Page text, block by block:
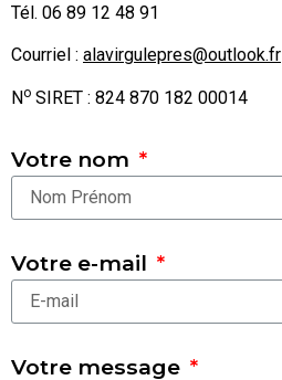
Tél. 06 89 12 48 91
Courriel : alavirgulepres@outlook.fr
No SIRET : 824 870 182 00014
Votre nom
Votre e-mail
Votre message